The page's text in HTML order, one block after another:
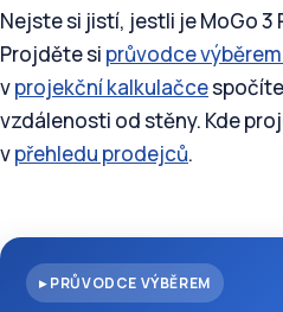
Nejste si jistí, jestli je MoGo 3
Projděte si průvodce
vprojekční kalkulačce
vzdálenosti od stěny. Kde
vpřehledu prodejců.
▸ PRŮVODCE VÝBĚREM